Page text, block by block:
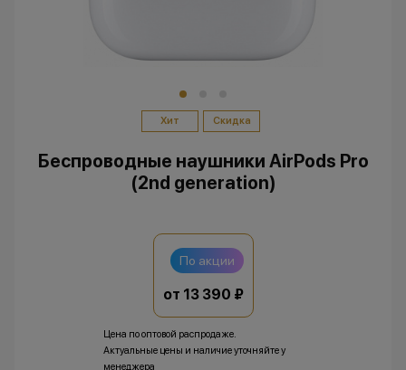
Хит Скидка
Беспроводные наушники AirPods Pro
(2nd generation)
По акции
от 13 390 ₽
Цена по оптовой распродаже.
Актуальные цены и наличие уточняйте у
менеджера